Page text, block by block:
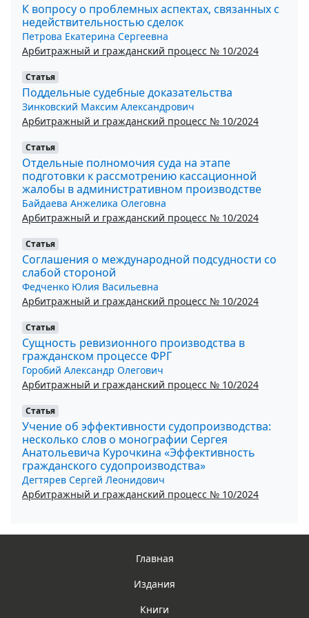
К вопросу о проблемных аспектах, связанных с
недействительностью сделок
Петрова Екатерина Сергеевна
Арбитражный и гражданский процесс № 10/2024
Статья
Поддельные судебные доказательства
Зинковский Максим Александрович
Арбитражный и гражданский процесс № 10/2024
Статья
Отдельные полномочия суда на этапе
подготовки к рассмотрению кассационной
жалобы в административном производстве
Байдаева Анжелика Олеговна
Арбитражный и гражданский процесс № 10/2024
Статья
Соглашения о международной подсудности со
слабой стороной
Федченко Юлия Васильевна
Арбитражный и гражданский процесс № 10/2024
Статья
Сущность ревизионного производства в
гражданском процессе ФРГ
Горобий Александр Олегович
Арбитражный и гражданский процесс № 10/2024
Статья
Учение об эффективности судопроизводства:
несколько слов о монографии Сергея
Анатольевича Курочкина «Эффективность
гражданского судопроизводства»
Дегтярев Сергей Леонидович
Арбитражный и гражданский процесс № 10/2024
Главная
Издания
Книги